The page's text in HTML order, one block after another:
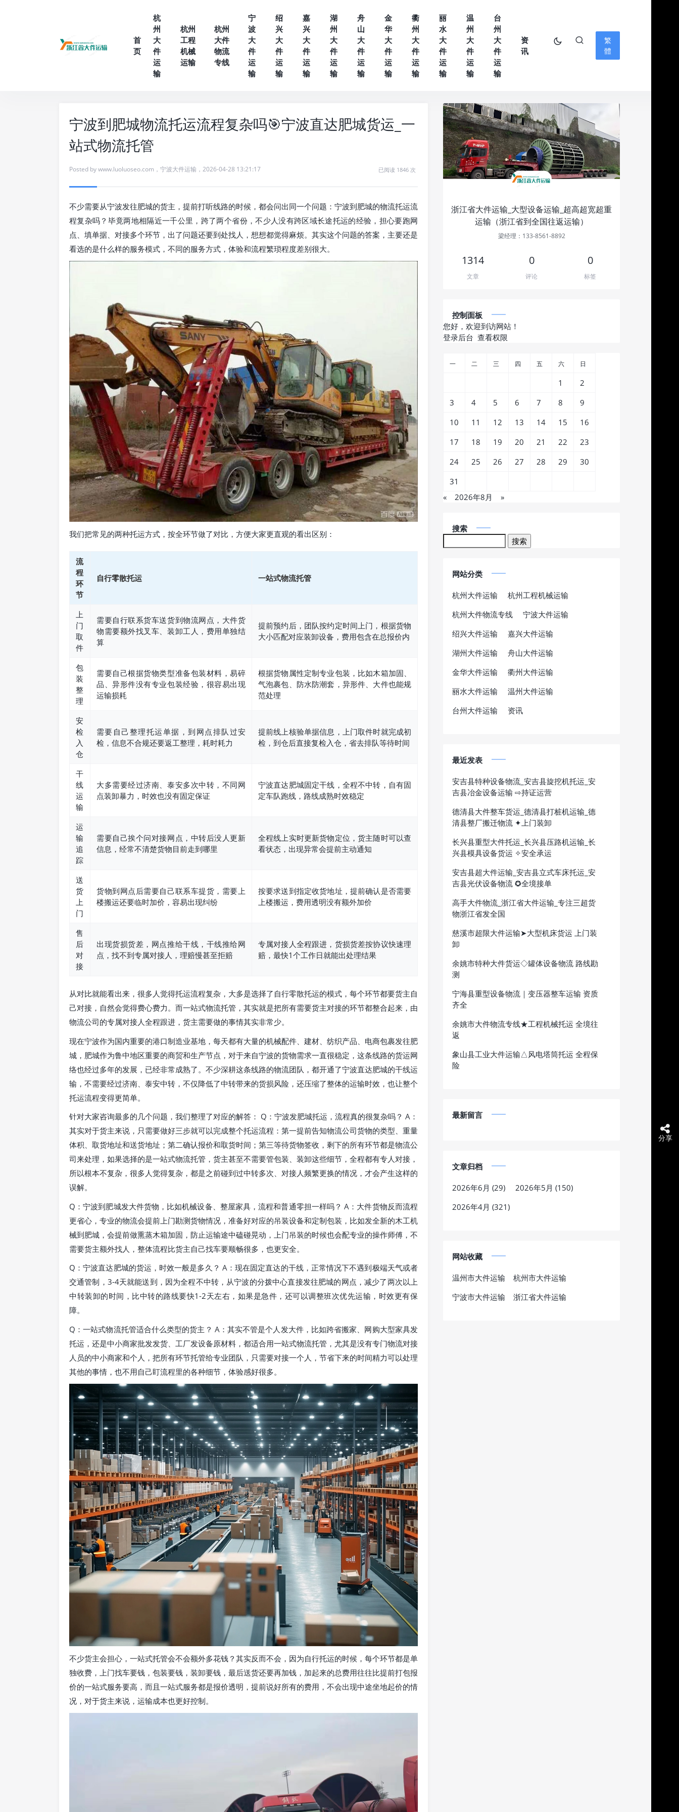
首
页
杭
州
大
件
运
输
杭州
工程
机械
运输
杭州
大件
物流
专线
宁
波
大
件
运
输
绍
兴
大
件
运
输
嘉
兴
大
件
运
输
湖
州
大
件
运
输
舟
山
大
件
运
输
金
华
大
件
运
输
衢
州
大
件
运
输
丽
水
大
件
运
输
温
州
大
件
运
输
台
州
大
件
运
输
资
讯
繁
體
宁波到肥城物流托运流程复杂吗🎯宁波直达肥城货运_一
站式物流托管
Posted bywww.luoluoseo.com ， 宁波大件运输 ， 2026-04-28 13:21:17 已阅读 1846 次
不少需要从宁波发往肥城的货主，提前打听线路的时候，都会问出同一个问题：宁波到肥城的物流托运流
程复杂吗？毕竟两地相隔近一千公里，跨了两个省份，不少人没有跨区域长途托运的经验，担心要跑网
点、填单据、对接多个环节，出了问题还要到处找人，想想都觉得麻烦。其实这个问题的答案，主要还是
看选的是什么样的服务模式，不同的服务方式，体验和流程繁琐程度差别很大。
我们把常见的两种托运方式，按全环节做了对比，方便大家更直观的看出区别：
流
程
环
节
自行零散托运 一站式物流托管
上
门
取
件
需要自行联系货车送货到物流网点，大件货
物需要额外找叉车、装卸工人，费用单独结
算
提前预约后，团队按约定时间上门，根据货物
大小匹配对应装卸设备，费用包含在总报价内
包
装
整
理
需要自己根据货物类型准备包装材料，易碎
品、异形件没有专业包装经验，很容易出现
运输损耗
根据货物属性定制专业包装，比如木箱加固、
气泡裹包、防水防潮套，异形件、大件也能规
范处理
安
检
入
仓
需要自己整理托运单据，到网点排队过安
检，信息不合规还要返工整理，耗时耗力
提前线上核验单据信息，上门取件时就完成初
检，到仓后直接复检入仓，省去排队等待时间
干
线
运
输
大多需要经过济南、泰安多次中转，不同网
点装卸暴力，时效也没有固定保证
宁波直达肥城固定干线，全程不中转，自有固
定车队跑线，路线成熟时效稳定
运
输
追
踪
需要自己挨个问对接网点，中转后没人更新
信息，经常不清楚货物目前走到哪里
全程线上实时更新货物定位，货主随时可以查
看状态，出现异常会提前主动通知
送
货
上
门
货物到网点后需要自己联系车提货，需要上
楼搬运还要临时加价，容易出现纠纷
按要求送到指定收货地址，提前确认是否需要
上楼搬运，费用透明没有额外加价
售
后
对
接
出现货损货差，网点推给干线，干线推给网
点，找不到专属对接人，理赔慢甚至拒赔
专属对接人全程跟进，货损货差按协议快速理
赔，最快1个工作日就能出处理结果
从对比就能看出来，很多人觉得托运流程复杂，大多是选择了自行零散托运的模式，每个环节都要货主自
己对接，自然会觉得费心费力。而一站式物流托管，其实就是把所有需要货主对接的环节都整合起来，由
物流公司的专属对接人全程跟进，货主需要做的事情其实非常少。
现在宁波作为国内重要的港口制造业基地，每天都有大量的机械配件、建材、纺织产品、电商包裹发往肥
城，肥城作为鲁中地区重要的商贸和生产节点，对于来自宁波的货物需求一直很稳定，这条线路的货运网
络也经过多年的发展，已经非常成熟了。不少深耕这条线路的物流团队，都开通了宁波直达肥城的干线运
输，不需要经过济南、泰安中转，不仅降低了中转带来的货损风险，还压缩了整体的运输时效，也让整个
托运流程变得更简单。
针对大家咨询最多的几个问题，我们整理了对应的解答： Q：宁波发肥城托运，流程真的很复杂吗？ A：
其实对于货主来说，只需要做好三步就可以完成整个托运流程：第一提前告知物流公司货物的类型、重量
体积、取货地址和送货地址；第二确认报价和取货时间；第三等待货物签收，剩下的所有环节都是物流公
司来处理，如果选择的是一站式物流托管，货主甚至不需要管包装、装卸这些细节，全程都有专人对接，
所以根本不复杂，很多人觉得复杂，都是之前碰到过中转多次、对接人频繁更换的情况，才会产生这样的
误解。
Q：宁波到肥城发大件货物，比如机械设备、整屋家具，流程和普通零担一样吗？ A：大件货物反而流程
更省心，专业的物流会提前上门勘测货物情况，准备好对应的吊装设备和定制包装，比如发全新的木工机
械到肥城，会提前做熏蒸木箱加固，防止运输途中磕碰晃动，上门吊装的时候也会配专业的操作师傅，不
需要货主额外找人，整体流程比货主自己找车要顺畅很多，也更安全。
Q：宁波直达肥城的货运，时效一般是多久？ A：现在固定直达的干线，正常情况下不遇到极端天气或者
交通管制，3-4天就能送到，因为全程不中转，从宁波的分拨中心直接发往肥城的网点，减少了两次以上
中转装卸的时间，比中转的路线要快1-2天左右，如果是急件，还可以调整班次优先运输，时效更有保
障。
Q：一站式物流托管适合什么类型的货主？ A：其实不管是个人发大件，比如跨省搬家、网购大型家具发
托运，还是中小商家批发发货、工厂发设备原材料，都适合用一站式物流托管，尤其是没有专门物流对接
人员的中小商家和个人，把所有环节托管给专业团队，只需要对接一个人，节省下来的时间精力可以处理
其他的事情，也不用自己盯流程里的各种细节，体验感好很多。
不少货主会担心，一站式托管会不会额外多花钱？其实反而不会，因为自行托运的时候，每个环节都是单
独收费，上门找车要钱，包装要钱，装卸要钱，最后送货还要再加钱，加起来的总费用往往比提前打包报
价的一站式服务要高，而且一站式服务都是报价透明，提前说好所有的费用，不会出现中途坐地起价的情
况，对于货主来说，运输成本也更好控制。
浙江省大件运输_大型设备运输_超高超宽超重
运输（浙江省到全国往返运输）
梁经理：133-8561-8892
1314
文章
0
评论
0
标签
控制面板
您好，欢迎到访网站！
登录后台 查看权限
« 2026年8月 »
一 二 三 四 五 六 日
1
2
3
4 5 6 7 8
9
10
11 12 13 14 15
16
17
18 19 20 21 22
23
24
25 26 27 28 29
30
31
搜索
网站分类
杭州大件运输
杭州工程机械运输
杭州大件物流专线
宁波大件运输
绍兴大件运输
嘉兴大件运输
湖州大件运输
舟山大件运输
金华大件运输
衢州大件运输
丽水大件运输
温州大件运输
台州大件运输
资讯
最近发表
安吉县特种设备物流_安吉县旋挖机托运_安
吉县冶金设备运输 ⇨持证运营
德清县大件整车货运_德清县打桩机运输_德
清县整厂搬迁物流 ✦上门装卸
长兴县重型大件托运_长兴县压路机运输_长
兴县模具设备货运 ✧安全承运
安吉县超大件运输_安吉县立式车床托运_安
吉县光伏设备物流 ✪全境接单
高手大件物流_浙江省大件运输_专注三超货
物浙江省发全国
慈溪市超限大件运输➤大型机床货运 上门装
卸
余姚市特种大件货运◇罐体设备物流 路线勘
测
宁海县重型设备物流｜变压器整车运输 资质
齐全
余姚市大件物流专线★工程机械托运 全境往
返
象山县工业大件运输△风电塔筒托运 全程保
险
最新留言
文章归档
2026年6月 (29)
2026年5月 (150)
2026年4月 (321)
网站收藏
温州市大件运输
杭州市大件运输
宁波市大件运输
浙江省大件运输
分享